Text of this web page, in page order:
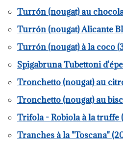
Turrón (nougat) au
Turrón (nougat) Alicante
Turrón (nougat) à la coco
Spigabruna Tubettoni
Tronchetto (nougat) au
Tronchetto (nougat) au
Trifola - Robiola à la truffe
Tranches à la "Toscana"